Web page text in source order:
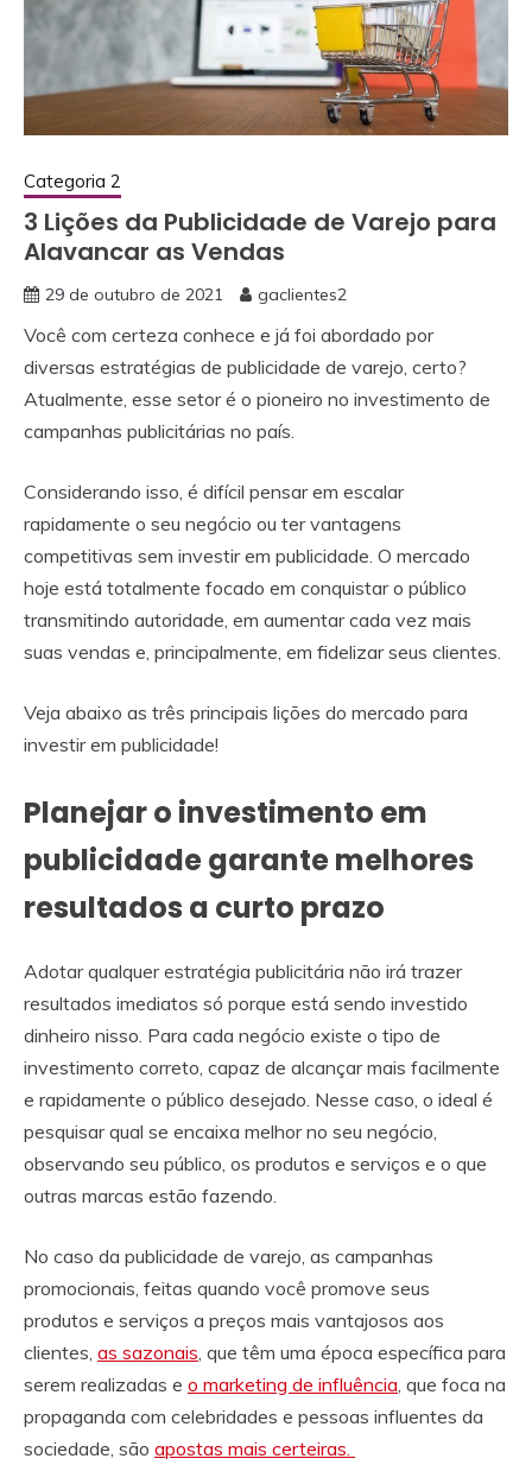
Categoria 2
3 Lições da Publicidade de Varejo para
Alavancar as Vendas
29 de outubro de 2021 gaclientes2
Você com certeza conhece e já foi abordado por
diversas estratégias de publicidade de varejo, certo?
Atualmente, esse setor é o pioneiro no investimento de
campanhas publicitárias no país.
Considerando isso, é difícil pensar em escalar
rapidamente o seu negócio ou ter vantagens
competitivas sem investir em publicidade. O mercado
hoje está totalmente focado em conquistar o público
transmitindo autoridade, em aumentar cada vez mais
suas vendas e, principalmente, em fidelizar seus clientes.
Veja abaixo as três principais lições do mercado para
investir em publicidade!
Planejar o investimento em
publicidade garante melhores
resultados a curto prazo
Adotar qualquer estratégia publicitária não irá trazer
resultados imediatos só porque está sendo investido
dinheiro nisso. Para cada negócio existe o tipo de
investimento correto, capaz de alcançar mais facilmente
e rapidamente o público desejado. Nesse caso, o ideal é
pesquisar qual se encaixa melhor no seu negócio,
observando seu público, os produtos e serviços e o que
outras marcas estão fazendo.
No caso da publicidade de varejo, as campanhas
promocionais, feitas quando você promove seus
produtos e serviços a preços mais vantajosos aos
clientes, as sazonais , que têm uma época específica para
serem realizadas e o marketing de influência , que foca na
propaganda com celebridades e pessoas influentes da
sociedade, são apostas mais certeiras.